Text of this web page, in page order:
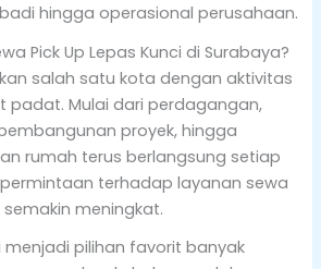
hingga operasional perusahaan.
Pick Up Lepas Kunci di Surabaya?
salah satu kota dengan aktivitas
padat. Mulai dari perdagangan,
proyek, hingga
rumah terus berlangsung setiap
terhadap layanan sewa
meningkat.
menjadi pilihan favorit banyak